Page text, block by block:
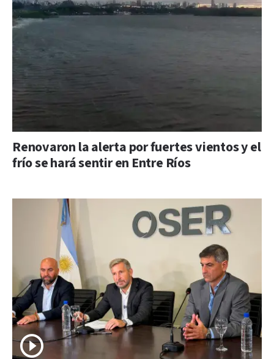
Renovaron la alerta por fuertes vientos y el
frío se hará sentir en Entre Ríos